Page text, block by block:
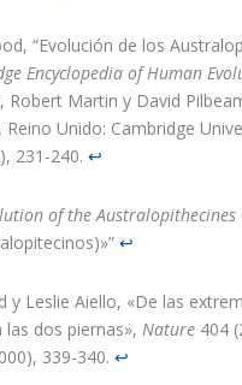
“Evolución de los
Encyclopedia of Human
Robert Martin y David
Reino Unido: Cambridge
231-240.↩︎
of the Australopithecines
↩︎
y Leslie Aiello, «De las
dos piernas», Nature 404
339-340.↩︎